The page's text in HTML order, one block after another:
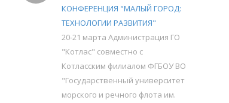
КОНФЕРЕНЦИЯ "МАЛЫЙ ГОРОД:
ТЕХНОЛОГИИ РАЗВИТИЯ"
20-21 марта Администрация ГО
"Котлас" совместно с
Котласским филиалом ФГБОУ ВО
"Государственный университет
морского и речного флота им.